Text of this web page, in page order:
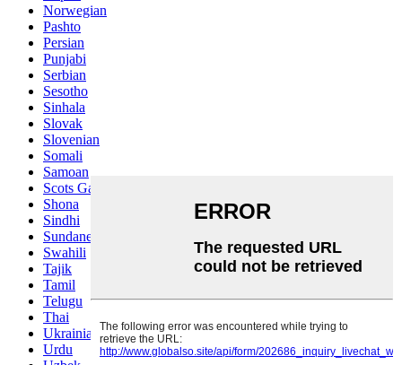
Norwegian
Pashto
Persian
Punjabi
Serbian
Sesotho
Sinhala
Slovak
Slovenian
Somali
Samoan
Scots Gaelic
Shona
Sindhi
Sundanese
Swahili
Tajik
Tamil
Telugu
Thai
Ukrainian
Urdu